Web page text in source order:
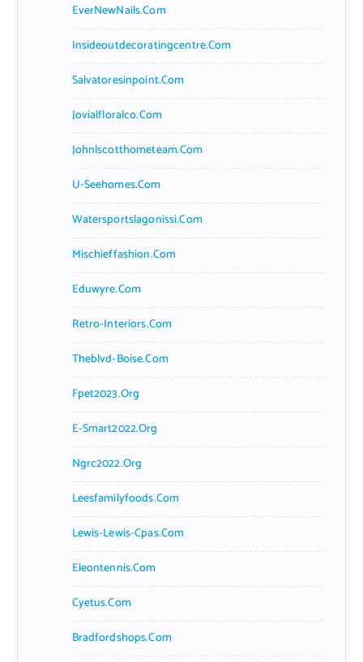
EverNewNails.com
Insideoutdecoratingcentre.com
Salvatoresinpoint.com
Jovialfloralco.com
Johnlscotthometeam.com
U-Seehomes.com
Watersportslagonissi.com
Mischieffashion.com
Eduwyre.com
Retro-Interiors.com
Theblvd-Boise.com
Fpet2023.org
E-Smart2022.org
Ngrc2022.org
Leesfamilyfoods.com
Lewis-Lewis-Cpas.com
Eleontennis.com
Cyetus.com
Bradfordshops.com